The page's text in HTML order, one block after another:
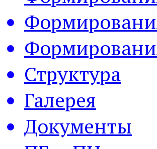
Структура
Галерея
Документы